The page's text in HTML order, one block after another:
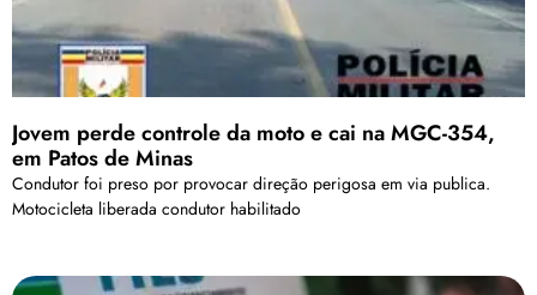
Jovem perde controle da moto e cai na MGC-354,
em Patos de Minas
Condutor foi preso por provocar direção perigosa em via publica.
Motocicleta liberada condutor habilitado